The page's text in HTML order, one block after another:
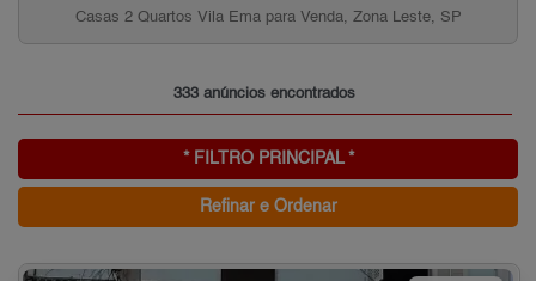
Apartamentos 3 Quartos Vila Ema para Venda, Zona
Leste, SP
333 anúncios encontrados
* FILTRO PRINCIPAL *
Refinar e Ordenar